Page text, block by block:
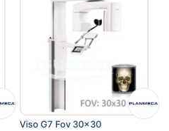
Viso G7 Fov 30x30